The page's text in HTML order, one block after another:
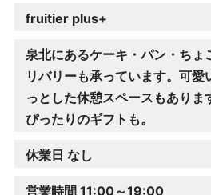
fruitier plus+
泉北にあるケーキ・パン・ちょ
リバリーも承っています。可愛
っとした休憩スペースもありま
ぴったりのギフトも。
休業日 なし
営業時間 11:00～19:00